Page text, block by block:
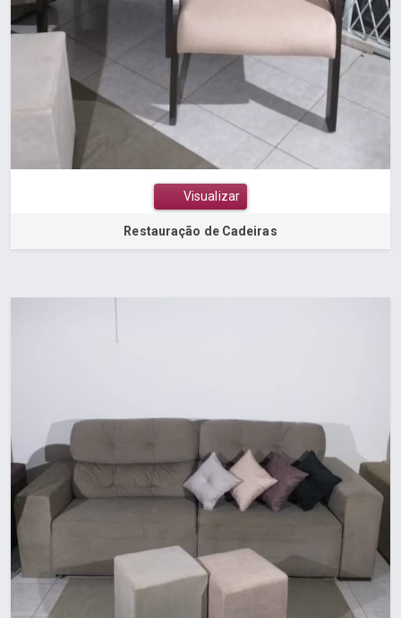
Visualizar
Restauração de Cadeiras